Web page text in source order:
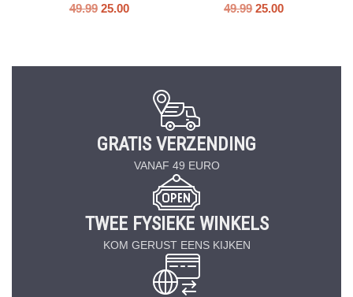
49.99 25.00 49.99 25.00
GRATIS VERZENDING
VANAF 49 EURO
TWEE FYSIEKE WINKELS
KOM GERUST EENS KIJKEN